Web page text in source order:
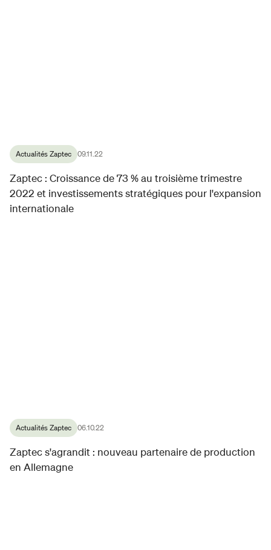
Actualités Zaptec 09.11.22
Zaptec : Croissance de 73 % au troisième trimestre
2022 et investissements stratégiques pour l'expansion
internationale
Actualités Zaptec 06.10.22
Zaptec s'agrandit : nouveau partenaire de production
en Allemagne